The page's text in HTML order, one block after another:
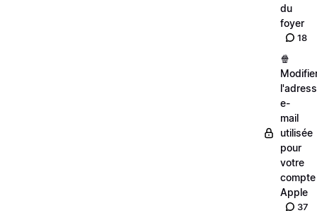
du
foyer
18
🍿
e-
mail
utilisée
pour
votre
compte
Apple
37